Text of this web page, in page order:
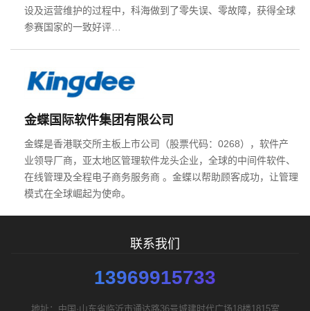
设及运营维护的过程中，科海做到了零失误、零故障，获得全球
参赛国家的一致好评…
金蝶国际软件集团有限公司
金蝶是香港联交所主板上市公司（股票代码：0268），软件产
业领导厂商，亚太地区管理软件龙头企业，全球的中间件软件、
在线管理及全程电子商务服务商 。金蝶以帮助顾客成功，让管理
模式在全球崛起为使命。
联系我们
13969915733
地址：中国·山东省临沂市通达路36号城建时代广场18楼1815室
您的预算
需要方案后报价